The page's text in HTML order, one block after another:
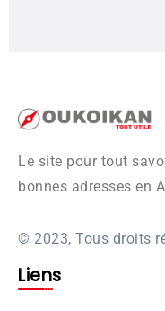
Le site pour tout
bonnes adresses en
© 2023, Tous droits
Liens